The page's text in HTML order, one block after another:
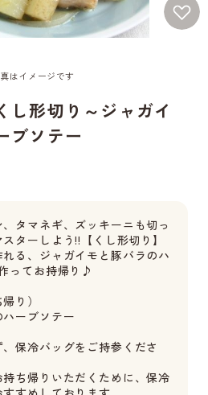
はイメージです
し形切り～ジャガイ
ブソテー
タマネギ、ズッキーニも切っ
ターしよう!!【くし形切り】
る、ジャガイモと豚バラのハ
ってお持帰り♪
り）
ーブソテー
保冷バッグをご持参くださ
ち帰りいただくために、保冷